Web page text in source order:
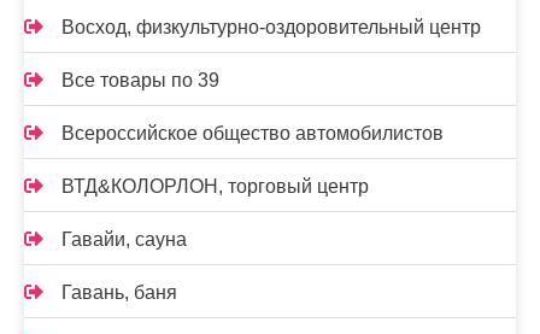
Восход, физкультурно-оздоровительный центр
Все товары по 39
Всероссийское общество автомобилистов
ВТД&КОЛОРЛОН, торговый центр
Гавайи, сауна
Гавань, баня